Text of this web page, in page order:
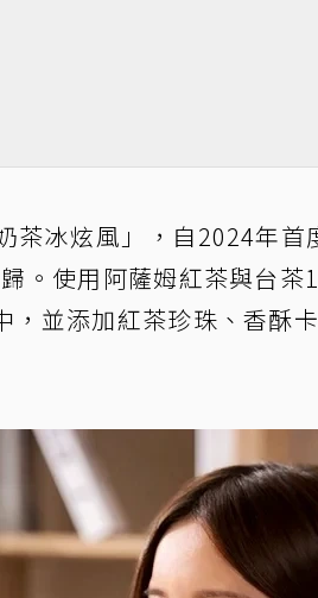
茶冰炫風」，自2024年首
。使用阿薩姆紅茶與台茶
並添加紅茶珍珠、香酥